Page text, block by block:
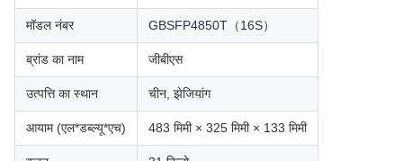
मॉडल नंबर GBSFP4850T（16S）
ब्रांड का नाम जीबीएस
उत्पत्ति का स्थान चीन, झेजियांग
आयाम (एल*डब्ल्यू*एच) 483 मिमी × 325 मिमी × 133 मिमी